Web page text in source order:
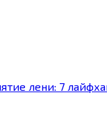
лени: 7